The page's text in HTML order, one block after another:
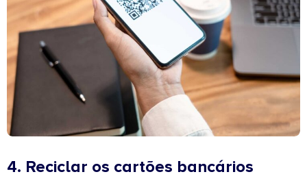
4. Reciclar os cartões bancários